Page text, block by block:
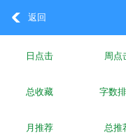
返回
日点击 周点
总收藏 字数
月推荐 总推